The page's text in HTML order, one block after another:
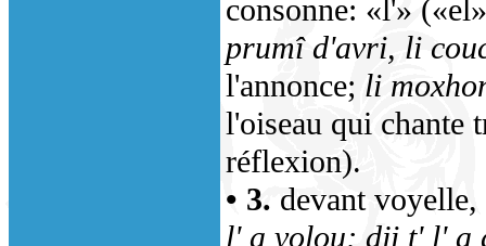
consonne: «l'»
prumî d'avri, li
l'annonce; li
l'oiseau qui chante
réflexion).
• 3. devant
l' a volou; dji t' l' a